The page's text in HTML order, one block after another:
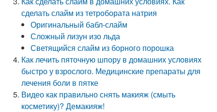
сделать слайм из тетробората натрия
Оригинальный бабл-слайм
Сложный лизун изо льда
Светящийся слайм из борного порошка
Как лечить пяточную шпору в домашних условиях
быстро у взрослого. Медицинские препараты для
лечения боли в пятке
Видео как правильно снять макияж (смыть
косметику)? Демакияж!